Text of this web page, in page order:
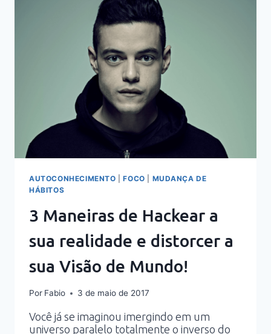
AUTOCONHECIMENTO |FOCO
MUDANÇA DE
HÁBITOS
3 Maneiras de Hackear a
sua realidade e distorcer a
sua Visão de Mundo!
Por Fabio 3 de maio de 2017
Você já se imaginou imergindo em um
universo paralelo totalmente o inverso do